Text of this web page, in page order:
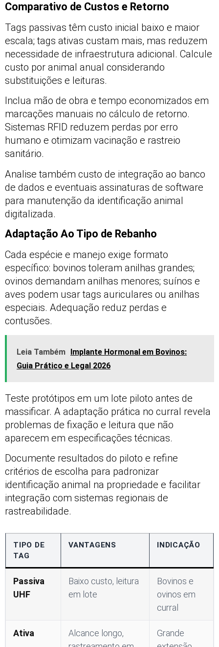
Comparativo de Custos e Retorno
Tags passivas têm custo inicial baixo e maior
escala; tags ativas custam mais, mas reduzem
necessidade de infraestrutura adicional. Calcule
custo por animal anual considerando
substituições e leituras.
Inclua mão de obra e tempo economizados em
marcações manuais no cálculo de retorno.
Sistemas RFID reduzem perdas por erro
humano e otimizam vacinação e rastreio
sanitário.
Analise também custo de integração ao banco
de dados e eventuais assinaturas de software
para manutenção da identificação animal
digitalizada.
Adaptação Ao Tipo de Rebanho
Cada espécie e manejo exige formato
específico: bovinos toleram anilhas grandes;
ovinos demandam anilhas menores; suínos e
aves podem usar tags auriculares ou anilhas
especiais. Adequação reduz perdas e
contusões.
Leia Também Implante Hormonal em Bovinos:
Guia Prático e Legal 2026
Teste protótipos em um lote piloto antes de
massificar. A adaptação prática no curral revela
problemas de fixação e leitura que não
aparecem em especificações técnicas.
Documente resultados do piloto e refine
critérios de escolha para padronizar
identificação animal na propriedade e facilitar
integração com sistemas regionais de
rastreabilidade.
TIPO DE
TAG
VANTAGENS INDICAÇÃO
Passiva
UHF
Baixo custo, leitura
em lote
Bovinos e
ovinos em
curral
Ativa
Alcance longo,
Grande